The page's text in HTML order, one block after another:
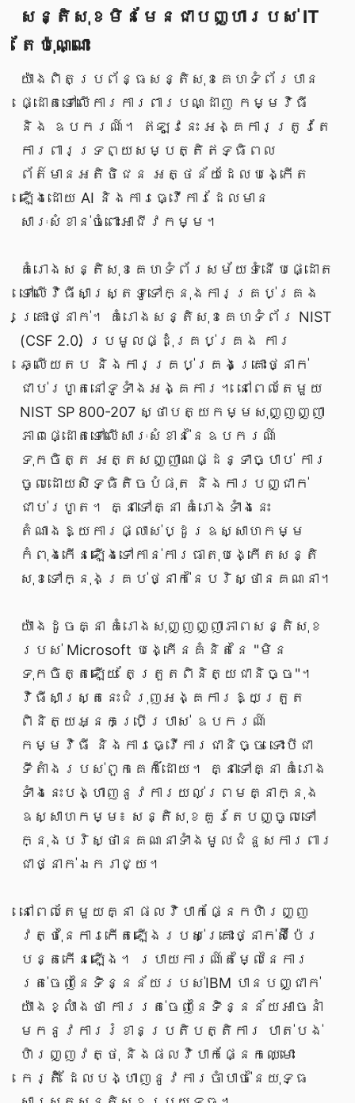
សន្តិសុខមិនមែនជាបញ្ហារបស់ IT
តែប៉ុណ្ណោះ
យ៉ាងពិតប្រព័ន្ធសន្តិសុខគេហទំព័របាន
ផ្ដោតទៅលើការការពារបណ្ដាញ កម្មវិធី
និង ឧបករណ៍។ ឥឡូវនេះ អង្គការត្រូវតែ
ការពារទ្រព្យសម្បត្តិឥទ្ធិពល
ព័ត៌មានអតិថិជន អត្ថន័យដែលបង្កើត
ឡើងដោយ AI និងការធ្វើការដែលមាន
សារៈសំខាន់ចំពោះអាជីវកម្ម។
គំរោងសន្តិសុខគេហទំព័រសម័យទំនើបផ្ដោត
ទៅលើវិធីសាស្ត្រទូទៅក្នុងការគ្រប់គ្រង
គ្រោះថ្នាក់។ គំរោងសន្តិសុខគេហទំព័រ NIST
(CSF 2.0) ប្រមូលផ្ដុំគ្រប់គ្រង ការ
ឆ្លើយតប និងការគ្រប់គ្រងគ្រោះថ្នាក់
ជាប់រហូតនៅទូទាំងអង្គការ។ នៅពេលតែមួយ
NIST SP 800-207 ស្ថាបត្យកម្មសុញ្ញញ្ញា
ភាពផ្ដោតទៅលើសារៈសំខាន់នៃឧបករណ៍
ទុកចិត្ត អត្តសញ្ញាណផ្ដន្ទាច្បាប់ ការ
ចូលដោយសិទ្ធិតិចបំផុត និងការបញ្ជាក់
ជាប់រហូត។ គ្នាទៅគ្នា គំរោងទាំងនេះ
តំណាងឱ្យការផ្លាស់ប្ដូរឧស្សាហកម្ម
កំពុងកើនឡើងទៅកាន់ការធាតុបង្កើតសន្តិ
សុខទៅក្នុងគ្រប់ថ្នាក់នៃបរិស្ថានគណនា។
យ៉ាងដូចគ្នា គំរោងសុញ្ញញ្ញាភាពសន្តិសុខ
របស់ Microsoft បង្កើនគំនិតនៃ "មិន
ទុកចិត្តឡើយ តែត្រួតពិនិត្យជានិច្ច"។
វិធីសាស្ត្រនេះជំរុញអង្គការឱ្យត្រួត
ពិនិត្យអ្នកប្រើប្រាស់ ឧបករណ៍
កម្មវិធី និងការធ្វើការជានិច្ច ទោះបីជា
ទីតាំងរបស់ពួកគេក៏ដោយ។ គ្នាទៅគ្នា គំរោង
ទាំងនេះបង្ហាញនូវការយល់ព្រមគ្នាក្នុង
ឧស្សាហកម្ម៖ សន្តិសុខគួរតែបញ្ចូលទៅ
ក្នុងបរិស្ថានគណនាទាំងមូលជំនួសការពារ
ជាថ្នាក់ឯករាជ្យ។
នៅពេល​តែ​មួយ​គ្នា ផលវិបាក​ផ្នែក​ហិរញ្ញ
វត្ថុ​នៃ​ការ​កើត​ឡើង​របស់​គ្រោះថ្នាក់​ស៊ីប៉ែរ​
បន្ត​កើនឡើង។ របាយការណ៍​តម្លៃ​នៃ​ការ
រត់ចេញ​នៃ​ទិន្នន័យ​របស់​IBM បាន​បញ្ជាក់​
យ៉ាង​ខ្លាំង​ថា ការរត់ចេញ​នៃ​ទិន្នន័យ​អាច​នាំ​
មក​នូវ​ការ​រំខាន​ប្រតិបត្តិការ បាត់បង់​
ហិរញ្ញវត្ថុ និង​ផលវិបាក​ផ្នែក​ឈ្មោះ
កេរ្តិ៍ ដែល​បង្ហាញ​នូវ​ការចាំបាច់​នៃ​យុទ្ធ